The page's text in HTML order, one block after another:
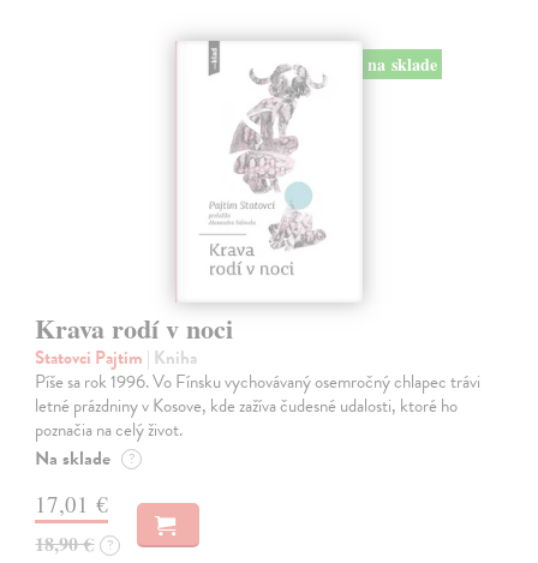
na sklade
Krava rodí v noci
Statovci Pajtim | Kniha
Píše sa rok 1996. Vo Fínsku vychovávaný osemročný chlapec trávi
letné prázdniny v Kosove, kde zažíva čudesné udalosti, ktoré ho
poznačia na celý život.
Na sklade ?
17,01 €
18,90 € ?